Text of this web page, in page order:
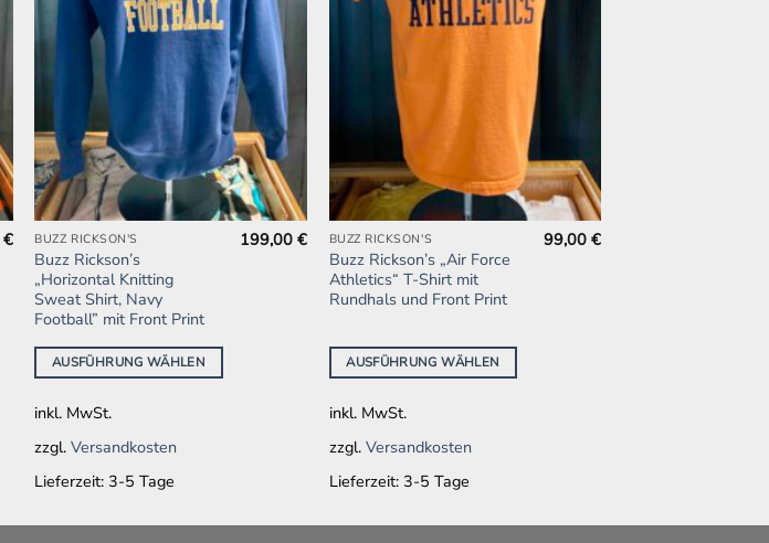
€ BUZZ RICKSON'S
Buzz Rickson’s
„Horizontal Knitting
Sweat Shirt, Navy
Football” mit Front Print
199,00 €
AUSFÜHRUNG WÄHLEN
Dieses
Produkt
weist
mehrere
Varianten
auf.
Optionen
können
auf
Produktseite
inkl. MwSt.
zzgl.Versandkosten
Lieferzeit: 3-5 Tage
BUZZ RICKSON'S
Buzz Rickson’s „Air Force
Athletics“ T-Shirt mit
Rundhals und Front Print
99,00€
AUSFÜHRUNG WÄHLEN
Dieses
Produkt
weist
Varianten
auf.
Optionen
können
auf
Produktseite
inkl. MwSt.
zzgl. Versandkosten
Lieferzeit: 3-5 Tage